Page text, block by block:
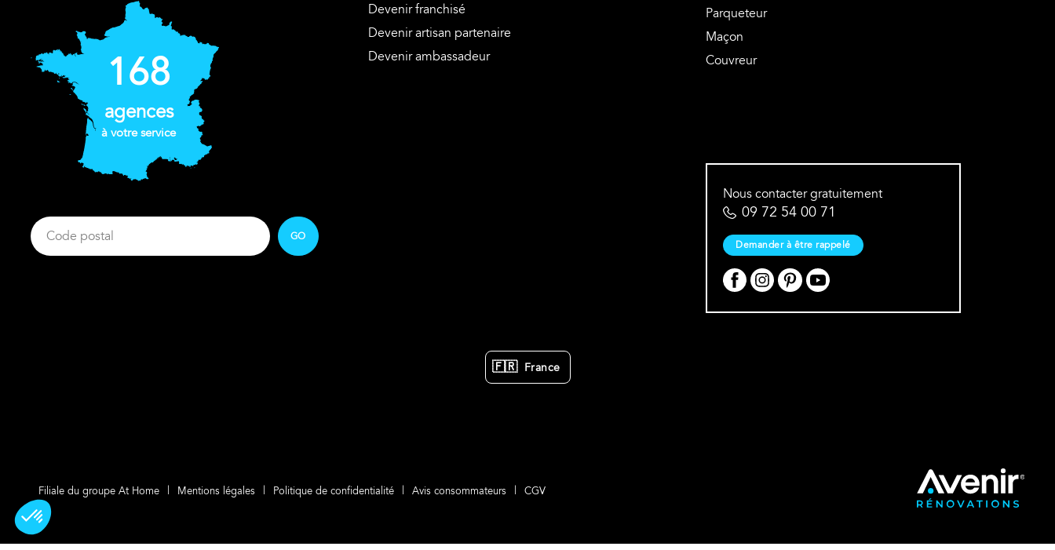
168
agences
à votre service
GO
Devenir franchisé
Devenir artisan partenaire
Devenir ambassadeur
Parqueteur
Maçon
Couvreur
Nous contacter gratuitement
09 72 54 00 71
Demander à être rappelé
🇫🇷 France
Filiale du groupe At Home Mentions légales Politique de confidentialité Avis consommateurs CGV